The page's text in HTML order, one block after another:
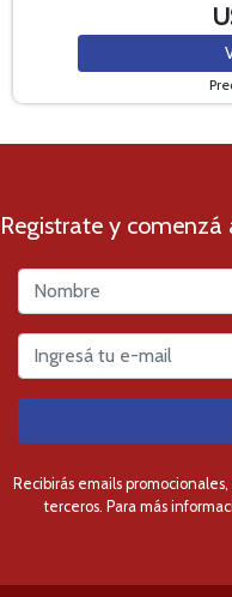
Registrate y comenzá
Recibirás emails
terceros. Para más